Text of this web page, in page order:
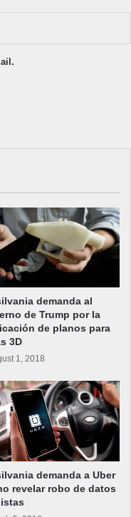
demanda al
de Trump por la
de planos para
3D
1, 2018
demanda a Uber
revelar robo de datos